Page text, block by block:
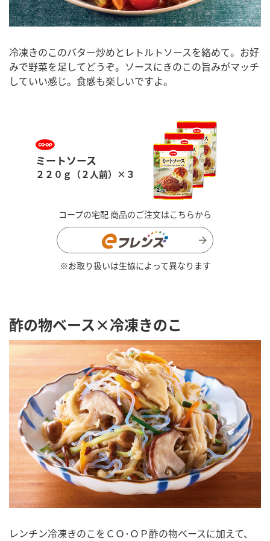
冷凍きのこのバター炒めとレトルトソースを絡めて。お好
みで野菜を足してどうぞ。ソースにきのこの旨みがマッチ
していい感じ。食感も楽しいですよ。
ミートソース
２２０ｇ（２人前）×３
コープの宅配 商品のご注文はこちらから
※お取り扱いは生協によって異なります
酢の物ベース×冷凍きのこ
レンチン冷凍きのこをＣＯ･ＯＰ酢の物ベースに加えて、